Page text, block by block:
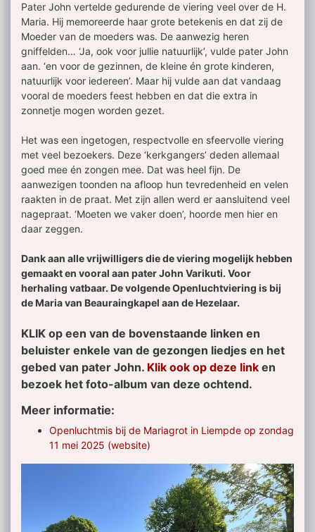
Pater John vertelde gedurende de viering veel over de H.
Maria. Hij memoreerde haar grote betekenis en dat zij de
Moeder van de moeders was. De aanwezig heren
gniffelden… ‘Ja, ook voor jullie natuurlijk’, vulde pater John
aan. ‘en voor de gezinnen, de kleine én grote kinderen,
natuurlijk voor iedereen’. Maar hij vulde aan dat vandaag
vooral de moeders feest hebben en dat die extra in
zonnetje mogen worden gezet.
Het was een ingetogen, respectvolle en sfeervolle viering
met veel bezoekers. Deze ‘kerkgangers’ deden allemaal
goed mee én zongen mee. Dat was heel fijn. De
aanwezigen toonden na afloop hun tevredenheid en velen
raakten in de praat. Met zijn allen werd er aansluitend veel
nagepraat. ‘Moeten we vaker doen’, hoorde men hier en
daar zeggen.
Dank aan alle vrijwilligers die de viering mogelijk hebben
gemaakt en vooral aan pater John Varikuti. Voor
herhaling vatbaar. De volgende Openluchtviering is bij
de Maria van Beauraingkapel aan de Hezelaar.
KLIK op een van de bovenstaande linken en
beluister enkele van de gezongen liedjes en het
gebed van pater John. Klik ook op deze link en
bezoek het foto-album van deze ochtend.
Meer informatie:
Openluchtmis bij de Mariagrot in Liempde op zondag
11 mei 2025 (website)